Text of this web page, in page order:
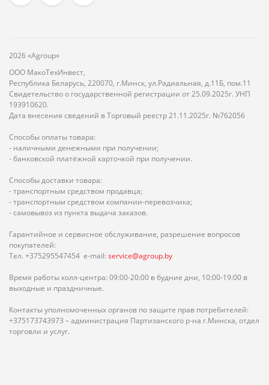
2026 «Agroup»
ООО МакоТехИнвест,
Республика Беларусь, 220070, г.Минск, ул.Радиальная, д.11Б, пом.11
Свидетельство о государственной регистрации от 25.09.2025г. УНП
193910620.
Дата внесения сведений в Торговый реестр 21.11.2025г. №762056
Способы оплаты товара:
- наличными денежными при получении;
- банковской платёжной карточкой при получении.
Способы доставки товара:
- транспортным средством продавца;
- транспортным средством компании-перевозчика;
- самовывоз из пункта выдача заказов.
Гарантийное и сервисное обслуживание, разрешение вопросов
покупателей:
Тел. +375295547454 e-mail: service@agroup.by
Время работы колл-центра: 09:00-20:00 в будние дни, 10:00-19:00 в
выходные и праздничные.
Контакты уполномоченных органов по защите прав потребителей:
+375173743973 – администрация Партизанского р-на г.Минска, отдел
торговли и услуг.